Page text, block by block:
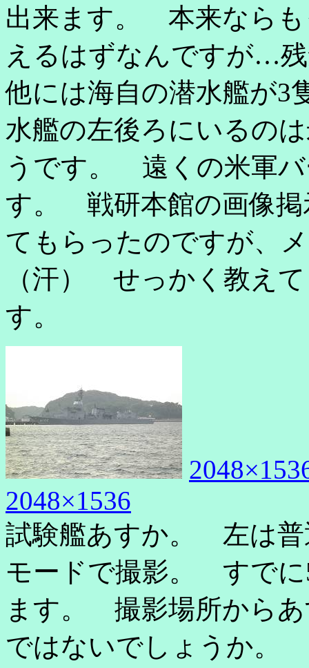
出来ます。 本来ならも
えるはずなんですが…
他には海自の潜水艦が
水艦の左後ろにいるの
うです。 遠くの米軍
す。 戦研本館の画像掲
てもらったのですが、
（汗） せっかく教え
す。
2048×1536
試験艦あすか。 左は
モードで撮影。 すでに
ます。 撮影場所からあ
ではないでしょうか。